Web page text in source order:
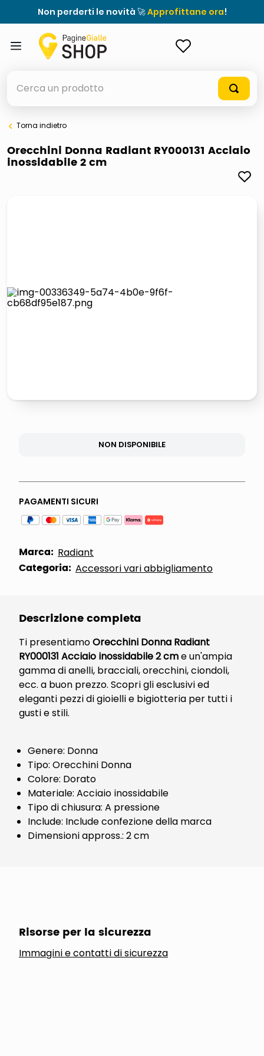
Non perderti le novità 🚀Approfittane ora!
elenchi telefonici
orologio parete
lucidatrice pavimenti
pattumiera raccolta differenziata
Torna indietro
Orecchini Donna Radiant RY000131 Acciaio
inossidabile 2 cm
NON DISPONIBILE
PAGAMENTI SICURI
Marca: Radiant
Categoria: Accessori vari abbigliamento
Descrizione completa
Ti presentiamoOrecchini Donna Radiant
RY000131 Acciaio inossidabile 2 cme un'ampia
gamma di anelli, bracciali, orecchini, ciondoli,
ecc. a buon prezzo. Scopri gli esclusivi ed
eleganti pezzi di gioielli e bigiotteria per tutti i
gusti e stili.
Genere: Donna
Tipo: Orecchini Donna
Colore: Dorato
Materiale: Acciaio inossidabile
Tipo di chiusura: A pressione
Include: Include confezione della marca
Dimensioni appross.: 2 cm
Risorse per la sicurezza
Immagini e contatti di sicurezza